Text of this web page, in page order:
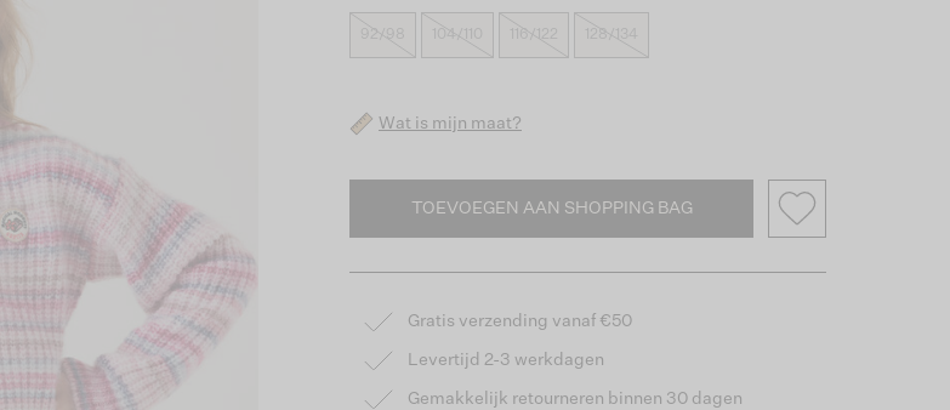
128/134
Wat is mijn maat?
TOEVOEGEN AAN SHOPPING BAG
Gratis verzending vanaf €50
Levertijd 2-3 werkdagen
Gemakkelijk retourneren binnen 30 dagen